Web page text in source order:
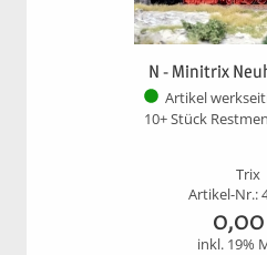
N - Minitrix
Artikel
10+ Stück
Trix
Artikel-Nr.:
0,00
inkl. 19%